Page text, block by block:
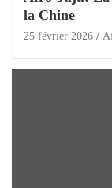
la Chine
25 février 2026